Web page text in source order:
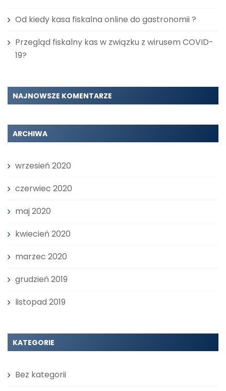
Od kiedy kasa fiskalna online do gastronomii ?
Przegląd fiskalny kas w związku z wirusem COVID-
19?
NAJNOWSZE KOMENTARZE
ARCHIWA
wrzesień 2020
czerwiec 2020
maj 2020
kwiecień 2020
marzec 2020
grudzień 2019
listopad 2019
KATEGORIE
Bez kategorii